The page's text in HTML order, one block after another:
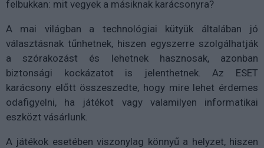
felbukkan: mit vegyek a másiknak karácsonyra?
A mai világban a technológiai kütyük általában jó
választásnak tűnhetnek, hiszen egyszerre szolgálhatják
a szórakozást és lehetnek hasznosak, azonban
biztonsági kockázatot is jelenthetnek. Az ESET
karácsony előtt összeszedte, hogy mire lehet érdemes
odafigyelni, ha játékot vagy valamilyen informatikai
eszközt vásárlunk.
A játékok esetében viszonylag könnyű a helyzet, hiszen